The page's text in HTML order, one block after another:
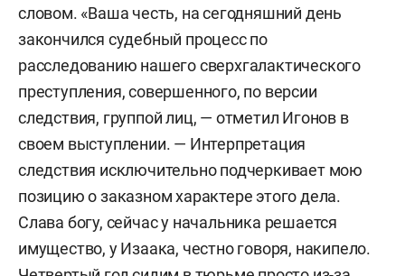
словом. «Ваша честь, на сегодняшний день
закончился судебный процесс по
расследованию нашего сверхгалактического
преступления, совершенного, по версии
следствия, группой лиц, — отметил Игонов в
своем выступлении. — Интерпретация
следствия исключительно подчеркивает мою
позицию о заказном характере этого дела.
Слава богу, сейчас у начальника решается
имущество, у Изаака, честно говоря, накипело.